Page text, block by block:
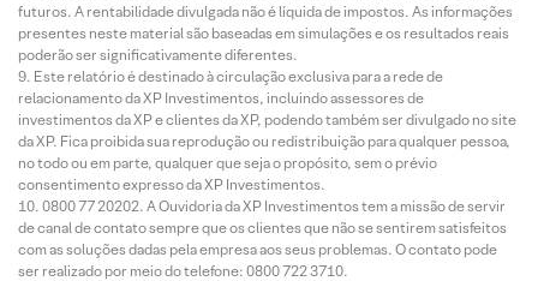
futuros. A rentabilidade divulgada não é líquida de impostos. As informações
presentes neste material são baseadas em simulações e os resultados reais
poderão ser significativamente diferentes.
Este relatório é destinado à circulação exclusiva para a rede de
relacionamento da XP Investimentos, incluindo assessores de
investimentos da XP e clientes da XP, podendo também ser divulgado no site
da XP. Fica proibida sua reprodução ou redistribuição para qualquer pessoa,
no todo ou em parte, qualquer que seja o propósito, sem o prévio
consentimento expresso da XP Investimentos.
0800 77 20202. A Ouvidoria da XP Investimentos tem a missão de servir
de canal de contato sempre que os clientes que não se sentirem satisfeitos
com as soluções dadas pela empresa aos seus problemas. O contato pode
ser realizado por meio do telefone: 0800 722 3710.